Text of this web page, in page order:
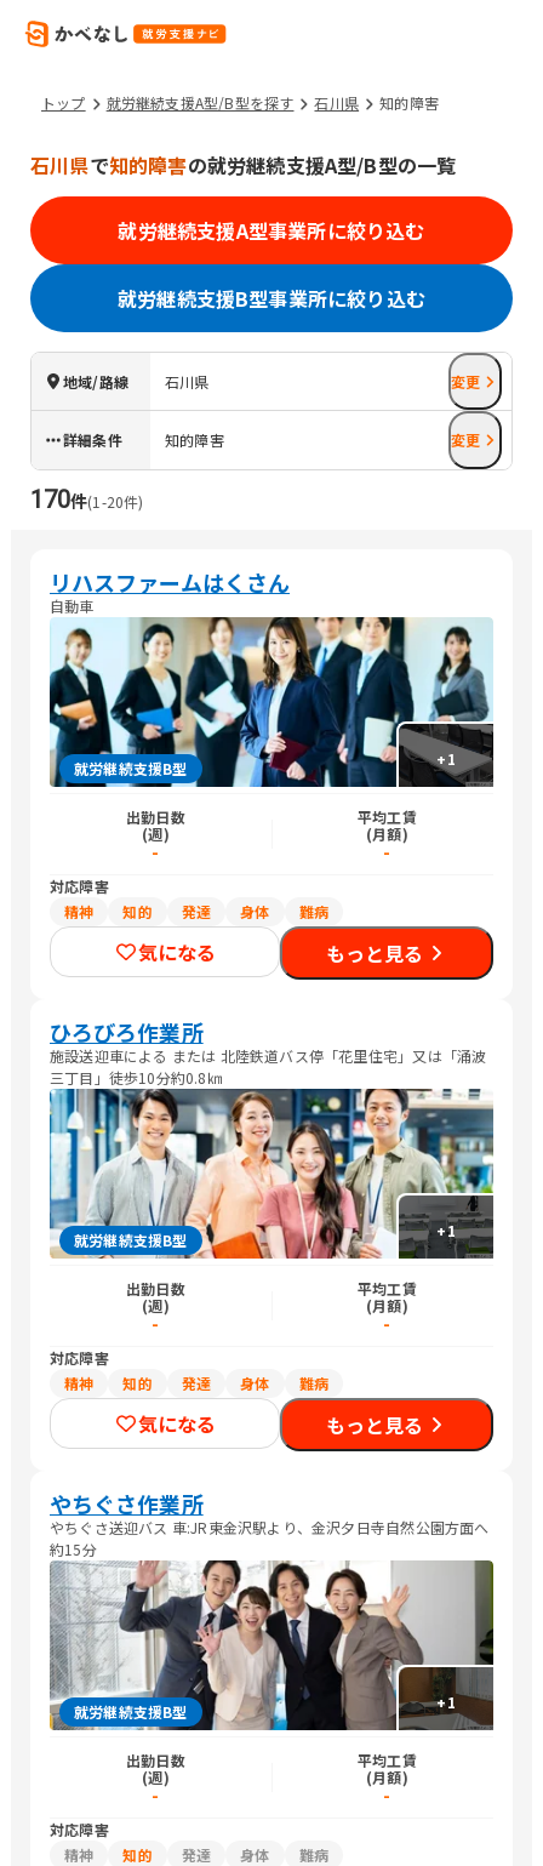
トップ 就労継続支援A型/B型を探す 石川県 知的障害
石川県で知的障害の就労継続支援A型/B型の一覧
就労継続支援A型事業所に絞り込む
就労継続支援B型事業所に絞り込む
地域/路線 石川県 変更
詳細条件 知的障害 変更
170件(1 -20件)
リハスファームはくさん
自動車
+1
就労継続支援B型
出勤日数
(週)
-
平均工賃
(月額)
-
対応障害
精神
知的 発達 身体 難病
気になる もっと見る
ひろびろ作業所
施設送迎車による または 北陸鉄道バス停「花里住宅」又は「涌波
三丁目」徒歩10分約0.8㎞
+1
就労継続支援B型
出勤日数
(週)
-
平均工賃
(月額)
-
対応障害
精神
知的 発達 身体 難病
気になる もっと見る
やちぐさ作業所
やちぐさ送迎バス 車:JR東金沢駅より、金沢夕日寺自然公園方面へ
約15分
+1
就労継続支援B型
出勤日数
(週)
-
平均工賃
(月額)
-
対応障害
精神
知的 発達 身体 難病